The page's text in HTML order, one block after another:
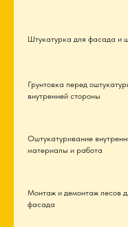
Штукатурка для фасада и
Грунтовка перед
внутренней стороны
Оштукатуривание
материалы и работа
Монтаж и демонтаж лесов
фасада